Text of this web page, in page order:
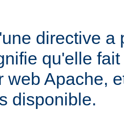
directive a
qu'elle
web Apache,
disponible.